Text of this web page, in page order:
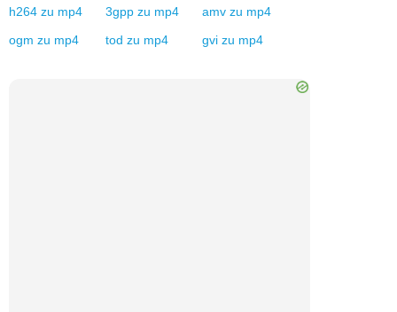
h264 zu mp4 3gpp zu mp4 amv zu mp4
ogm zu mp4 tod zu mp4 gvi zu mp4